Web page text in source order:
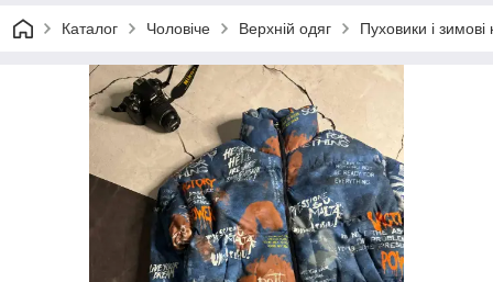
Каталог Чоловіче Верхній одяг Пуховики і зимові